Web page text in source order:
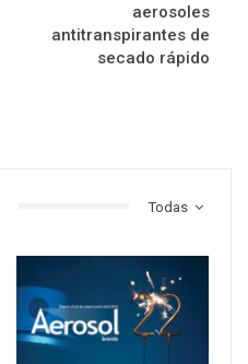
aerosoles
antitranspirantes de
secado rápido
Todas